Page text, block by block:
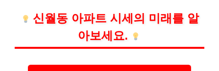
신월동 아파트 시세의 미래를 알
아보세요.